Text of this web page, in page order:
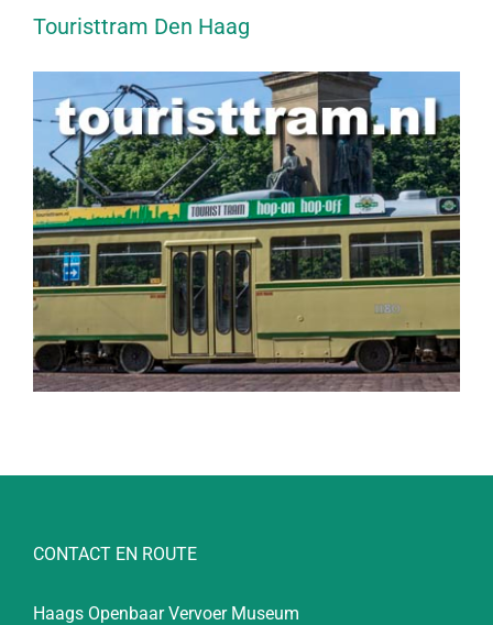
Touristtram Den Haag
CONTACT EN ROUTE
Haags Openbaar Vervoer Museum